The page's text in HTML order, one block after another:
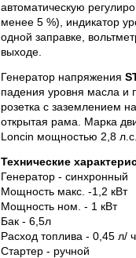
автоматическую
менее 5 %), индикатор
одной заправке,
выходе.
Генератор напряжения
падения уровня масла и
розетка с заземлением
открытая рама. Марка
Loncin мощностью 2,8
Технические
Генератор - синхронный
Мощность макс. -1,2 кВт
Мощность ном. - 1 кВт
Бак - 6,5л
Расход топлива - 0,45 л/
Стартер - ручной